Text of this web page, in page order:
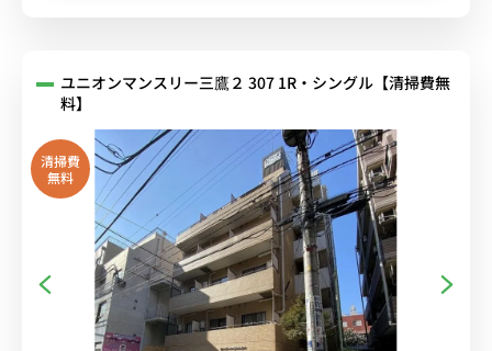
ユニオンマンスリー三鷹２ 307 1R・シングル【清掃費無
料】
清掃費
無料